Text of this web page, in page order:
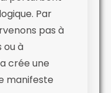
Par
pas à
ou à
crée une
manifeste